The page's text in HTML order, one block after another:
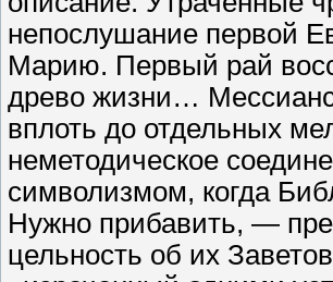
непослушание первой
Марию. Первый рай
древо жизни…
вплоть до отдельных
неметодическое
символизмом, когда
Нужно прибавить, —
цельность об их